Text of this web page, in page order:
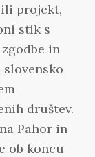
projekt,
stik s
in
društev.
Pahor in
ob koncu